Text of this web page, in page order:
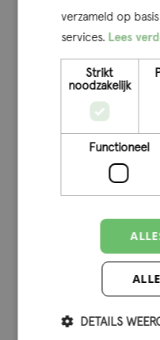
ook met de poten in de
klus te klaren.
“Eén van de voordelen
professionals is een
opdrachten. Dat werkt
in compacte teams
efficiënt, innovatief en
geeft ons daarbij niet
pusht ons om creatief en
verzameld op
services. Lees
Strikt
noodzakelijk
Functioneel
DETAILS